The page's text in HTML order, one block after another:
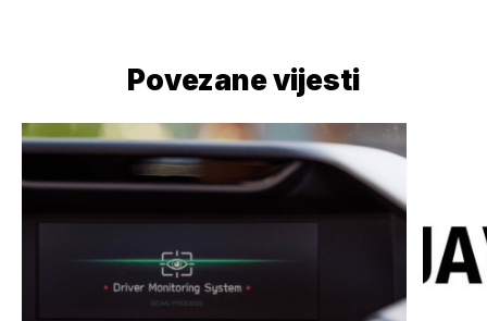
Povezane vijesti